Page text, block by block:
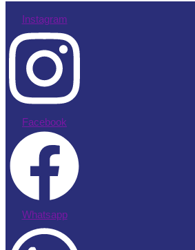
Instagram
Facebook
Whatsapp